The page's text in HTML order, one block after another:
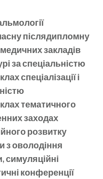
післядипломну
закладів
за спеціальністю
спеціалізації і
тематичного
заходах
розвитку
з оволодіння
симуляційні
конференції